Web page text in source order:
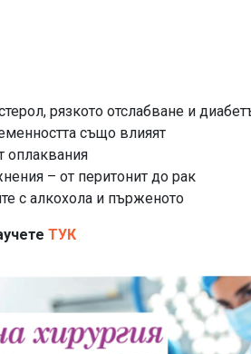
рязкото отслабване и
също влияят
оплаквания
– от перитонит до рак
с алкохола и пърженото
ТУК